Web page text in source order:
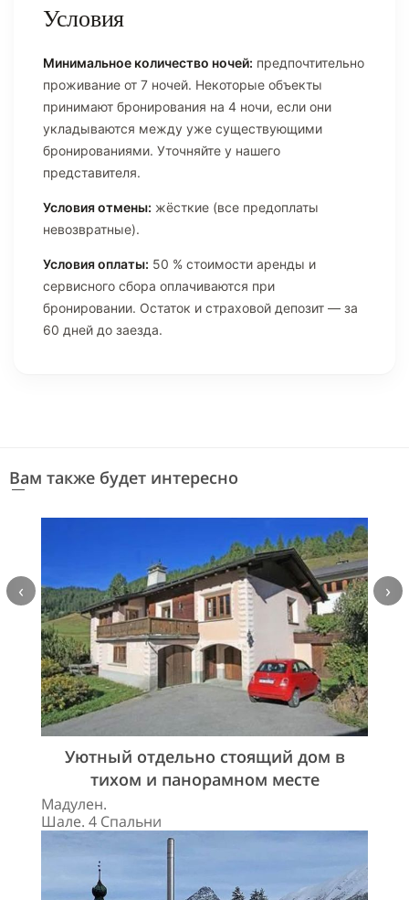
Условия
Минимальное количество ночей: предпочтительно
проживание от 7 ночей. Некоторые объекты
принимают бронирования на 4 ночи, если они
укладываются между уже существующими
бронированиями. Уточняйте у нашего
представителя.
Условия отмены: жёсткие (все предоплаты
невозвратные).
Условия оплаты: 50 % стоимости аренды и
сервисного сбора оплачиваются при
бронировании. Остаток и страховой депозит — за
60 дней до заезда.
Вам также будет интересно
Уютный отдельно стоящий дом в
тихом и панорамном месте
Мадулен.
Шале. 4 Спальни
‹ ›